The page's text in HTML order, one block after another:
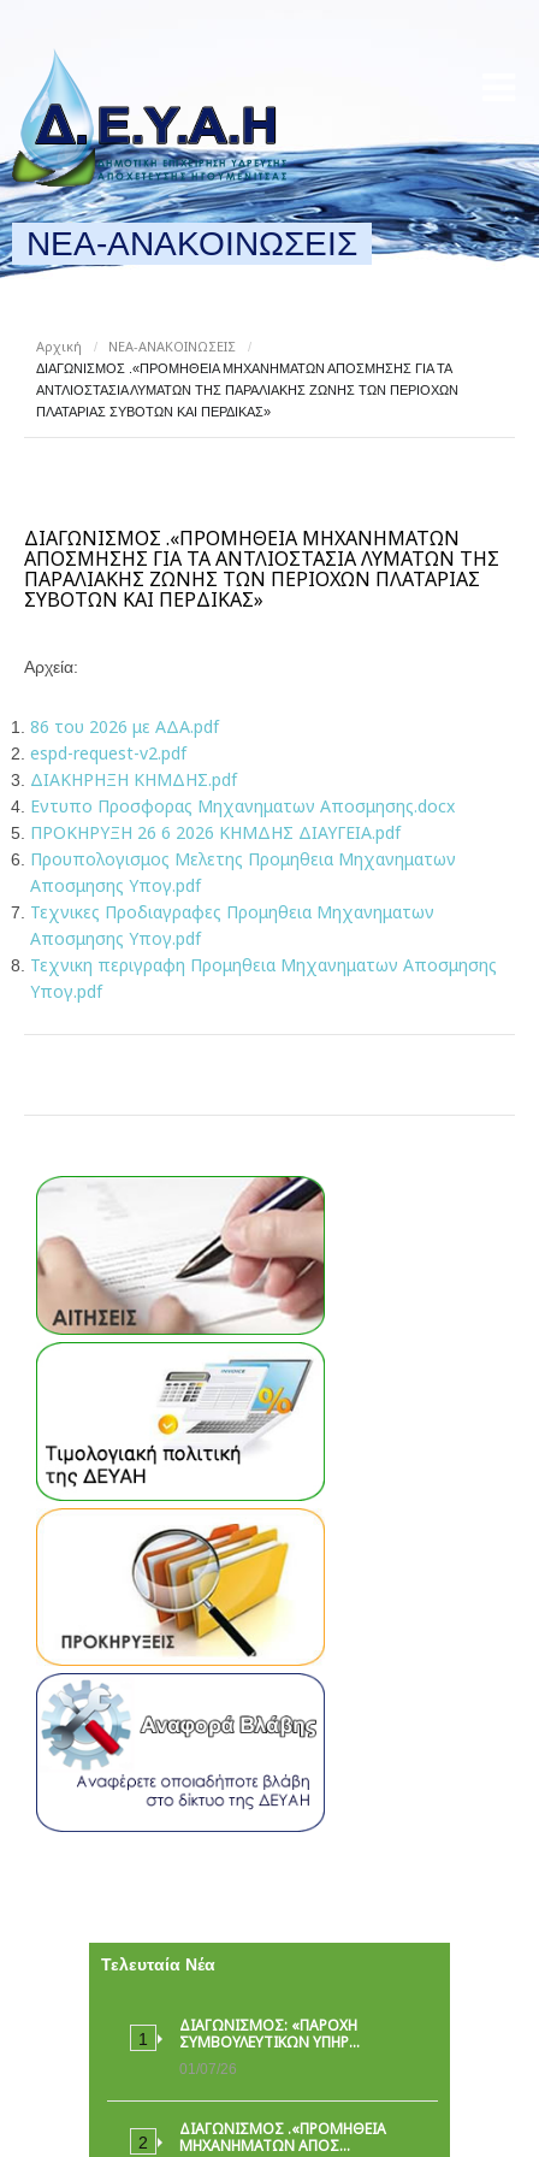
ΝΕΑ-ΑΝΑΚΟΙΝΩΣΕΙΣ
Αρχική / ΝΕΑ-ΑΝΑΚΟΙΝΩΣΕΙΣ
/
ΔΙΑΓΩΝΙΣΜΟΣ .«ΠΡΟΜΗΘΕΙΑ ΜΗΧΑΝΗΜΑΤΩΝ ΑΠΟΣΜΗΣΗΣ ΓΙΑ ΤΑ
ΑΝΤΛΙΟΣΤΑΣΙΑ ΛΥΜΑΤΩΝ ΤΗΣ ΠΑΡΑΛΙΑΚΗΣ ΖΩΝΗΣ ΤΩΝ ΠΕΡΙΟΧΩΝ
ΠΛΑΤΑΡΙΑΣ ΣΥΒΟΤΩΝ ΚΑΙ ΠΕΡΔΙΚΑΣ»
ΔΙΑΓΩΝΙΣΜΟΣ .«ΠΡΟΜΗΘΕΙΑ ΜΗΧΑΝΗΜΑΤΩΝ
ΑΠΟΣΜΗΣΗΣ ΓΙΑ ΤΑ ΑΝΤΛΙΟΣΤΑΣΙΑ ΛΥΜΑΤΩΝ ΤΗΣ
ΠΑΡΑΛΙΑΚΗΣ ΖΩΝΗΣ ΤΩΝ ΠΕΡΙΟΧΩΝ ΠΛΑΤΑΡΙΑΣ
ΣΥΒΟΤΩΝ ΚΑΙ ΠΕΡΔΙΚΑΣ»
Αρχεία:
86 του 2026 με ΑΔΑ.pdf
espd-request-v2.pdf
ΔΙΑΚΗΡΗΞΗ ΚΗΜΔΗΣ.pdf
Εντυπο Προσφορας Μηχανηματων Αποσμησης.docx
ΠΡΟΚΗΡΥΞΗ 26 6 2026 ΚΗΜΔΗΣ ΔΙΑΥΓΕΙΑ.pdf
Προυπολογισμος Μελετης Προμηθεια Μηχανηματων
Αποσμησης Υπογ.pdf
Τεχνικες Προδιαγραφες Προμηθεια Μηχανηματων
Αποσμησης Υπογ.pdf
Τεχνικη περιγραφη Προμηθεια Μηχανηματων Αποσμησης
Υπογ.pdf
Τελευταία Νέα
ΔΙΑΓΩΝΙΣΜΟΣ: «ΠΑΡΟΧΉ
ΣΥΜΒΟΥΛΕΥΤΙΚΏΝ ΥΠΗΡ…
01/07/26
ΔΙΑΓΩΝΙΣΜΟΣ .«ΠΡΟΜΗΘΕΙΑ
ΜΗΧΑΝΗΜΑΤΩΝ ΑΠΟΣ…